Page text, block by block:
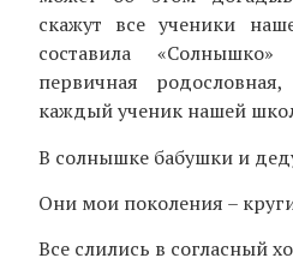
скажут все ученики
составила
первичная
каждый ученик нашей
В солнышке бабушки и
Они мои поколения –
Все слились в согласный